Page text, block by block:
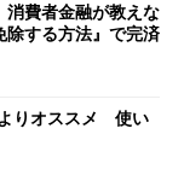
消費者金融が教えな
除する方法』で完済
りオススメ 使い